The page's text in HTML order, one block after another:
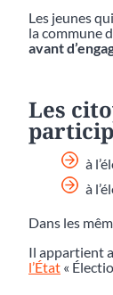
Les jeunes
la commune
avant
Les
à
à
Dans les
Il appartient
l’État «